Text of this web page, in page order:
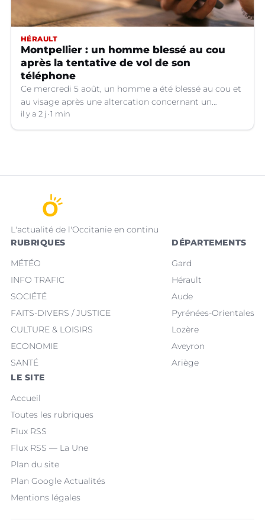
HÉRAULT
Montpellier : un homme blessé au cou
après la tentative de vol de son
téléphone
Ce mercredi 5 août, un homme a été blessé au cou et
au visage après une altercation concernant un
téléphone portable à Montpellier (Hérault).
il y a 2 j 1 min
L'actualité de l'Occitanie en continu
RUBRIQUES
MÉTÉO
INFO TRAFIC
SOCIÉTÉ
FAITS-DIVERS / JUSTICE
CULTURE & LOISIRS
ECONOMIE
SANTÉ
DÉPARTEMENTS
Gard
Hérault
Aude
Pyrénées-Orientales
Lozère
Aveyron
Ariège
LE SITE
Accueil
Toutes les rubriques
Flux RSS
Flux RSS — La Une
Plan du site
Plan Google Actualités
Mentions légales